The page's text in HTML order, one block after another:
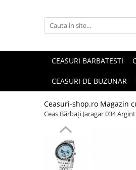
CEASURI BARBATESTI
CEASURI DE BUZUNAR
Ceasuri-shop.ro Magazin
Ceas Bărbați Jaragar 034